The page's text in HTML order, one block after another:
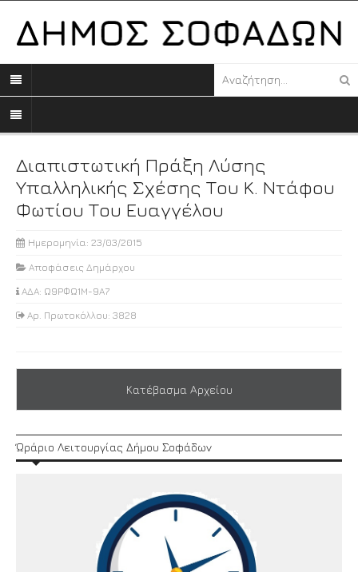
Διαπιστωτική Πράξη Λύσης
Υπαλληλικής Σχέσης Του Κ. Ντάφου
Φωτίου Του Ευαγγέλου
Ημερομηνία: 23/03/2015
Αποφάσεις Δημάρχου
ΑΔΑ: Ω9ΡΦΩ1Μ-9Α7
Αρ. Πρωτοκόλλου: 3828
Κατέβασμα Αρχείου
Ώράριο Λειτουργίας Δήμου Σοφάδων